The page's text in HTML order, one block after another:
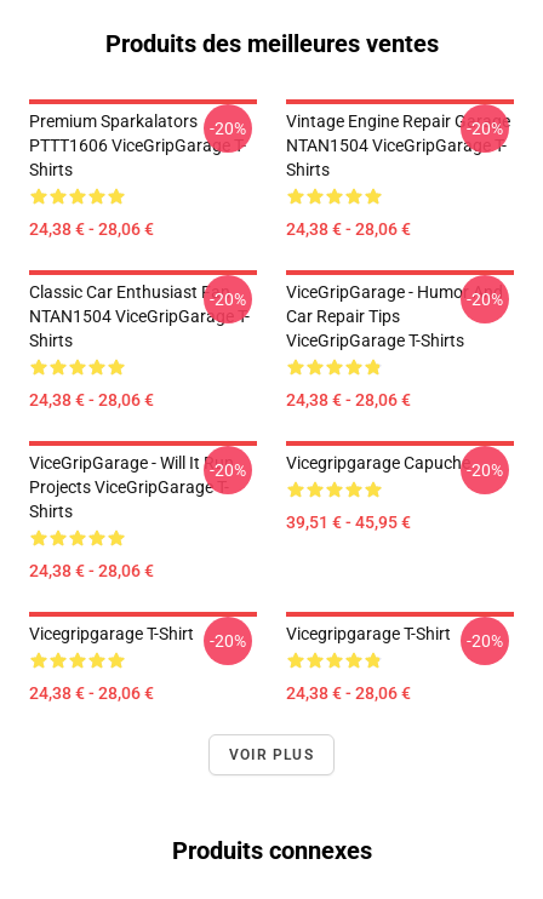
Produits des meilleures ventes
Premium Sparkalators
PTTT1606 ViceGripGarage T-
Shirts
24,38 € - 28,06 €
-20%
Vintage Engine Repair Garage
NTAN1504 ViceGripGarage T-
Shirts
24,38 € - 28,06 €
-20%
Classic Car Enthusiast Fan
NTAN1504 ViceGripGarage T-
Shirts
24,38 € - 28,06 €
-20%
ViceGripGarage - Humor And
Car Repair Tips
ViceGripGarage T-Shirts
24,38 € - 28,06 €
-20%
ViceGripGarage - Will It Run
Projects ViceGripGarage T-
Shirts
24,38 € - 28,06 €
-20% Vicegripgarage Capuche
39,51 € - 45,95 €
-20%
Vicegripgarage T-Shirt
24,38 € - 28,06 €
-20% Vicegripgarage T-Shirt
24,38 € - 28,06 €
-20%
VOIR PLUS
Produits connexes